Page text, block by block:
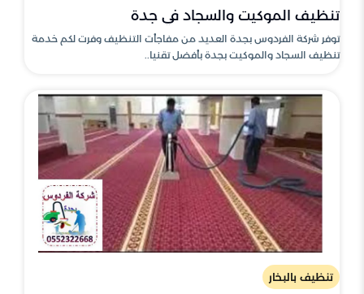
تنظيف الموكيت والسجاد في جدة
توفر شركة الفردوس بجدة العديد من مفاجأت التنظيف وفرت لكم خدمة
تنظيف السجاد والموكيت بجدة بأفضل تقنيا..
تنظيف بالبخار